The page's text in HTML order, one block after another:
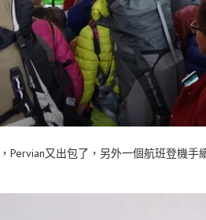
Pervian又出包了，另外一個航班登機手